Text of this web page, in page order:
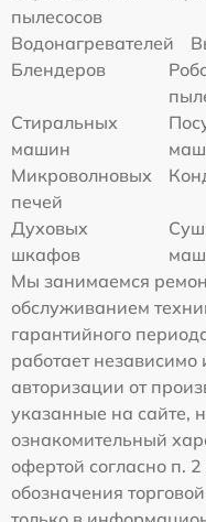
пылесосов
Водонагревателей
Блендеров
Стиральных
машин
Микроволновых
печей
Духовых
шкафов
Мы занимаемся
обслуживанием
гарантийного
работает
авторизации от
указанные на сайте,
ознакомительный
офертой согласно п.
обозначения